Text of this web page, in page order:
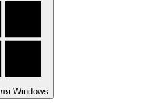
Скачать для Windows